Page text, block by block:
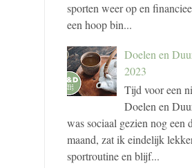
sporten weer op en
een hoop bin...
Doelen en
2023
Tijd voor een
Doelen en
was sociaal gezien nog een
maand, zat ik eindelijk
sportroutine en blijf...